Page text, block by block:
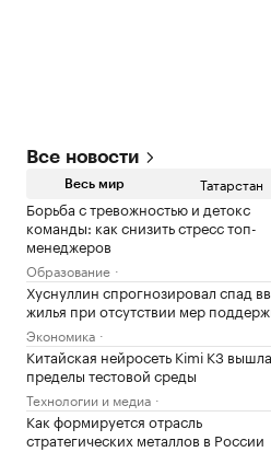
Все новости
Весь мир Татарстан
Борьба с тревожностью и детокс
команды: как снизить стресс топ-
менеджеров
Образование
Хуснуллин спрогнозировал спад
жилья при отсутствии мер
Экономика
Китайская нейросеть Kimi K3
пределы тестовой среды
Технологии и медиа
Как формируется отрасль
стратегических металлов в России